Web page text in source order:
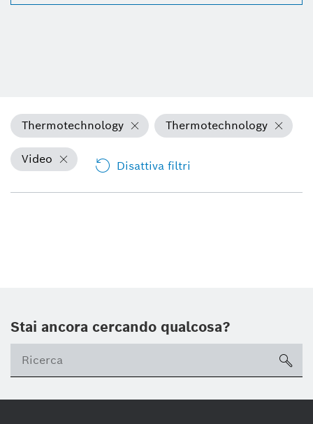
Thermotechnology Thermotechnology
Video Disattiva filtri
Stai ancora cercando qualcosa?